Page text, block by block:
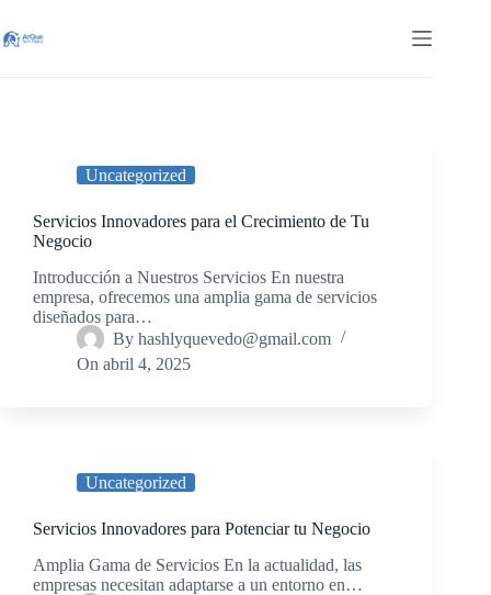
al
contenido
Uncategorized
Servicios Innovadores para el Crecimiento de Tu
Negocio
Introducción a Nuestros Servicios En nuestra
empresa, ofrecemos una amplia gama de servicios
diseñados para…
By hashlyquevedo@gmail.com
On abril 4, 2025
Uncategorized
Servicios Innovadores para Potenciar tu Negocio
Amplia Gama de Servicios En la actualidad, las
empresas necesitan adaptarse a un entorno en…